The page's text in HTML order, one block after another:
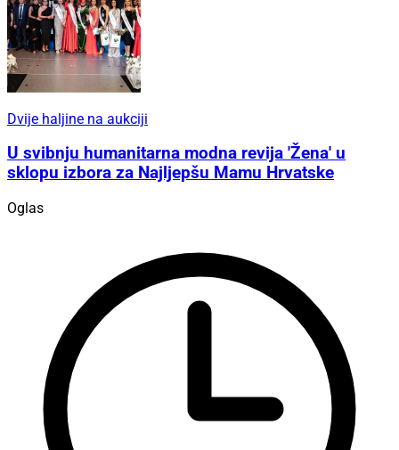
Dvije haljine na aukciji
U svibnju humanitarna modna revija 'Žena' u
sklopu izbora za Najljepšu Mamu Hrvatske
Oglas